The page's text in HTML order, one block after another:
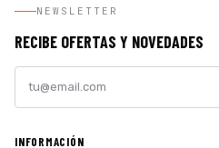
NEWSLETTER
RECIBE OFERTAS Y NOVEDADES
INFORMACIÓN